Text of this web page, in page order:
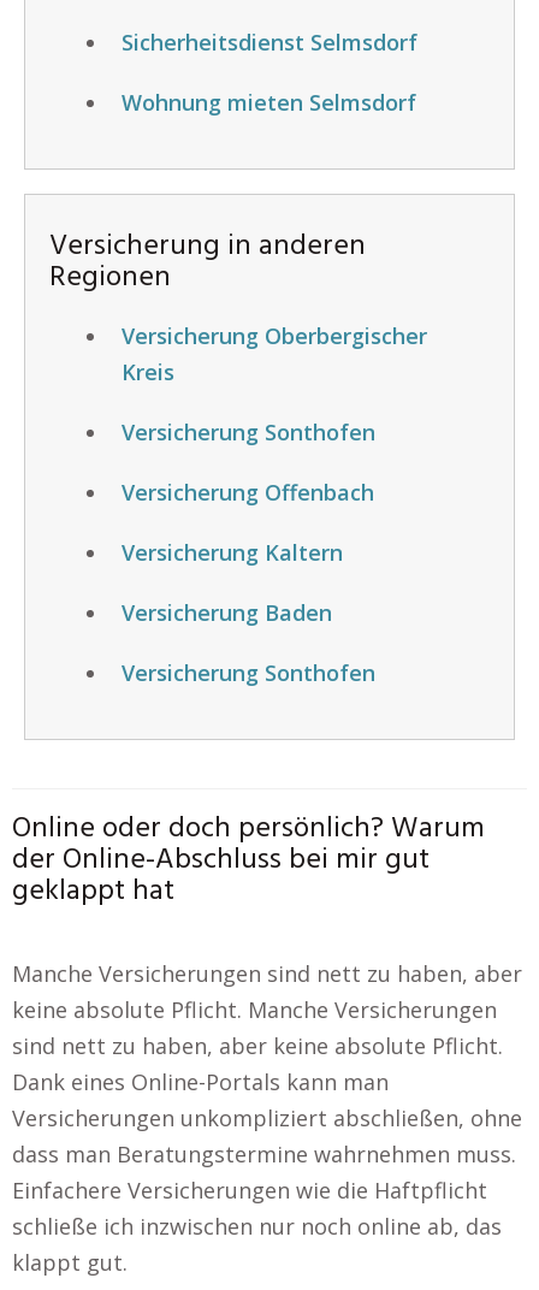
Sicherheitsdienst Selmsdorf
Wohnung mieten Selmsdorf
Versicherung in anderen
Regionen
Versicherung Oberbergischer
Kreis
Versicherung Sonthofen
Versicherung Offenbach
Versicherung Kaltern
Versicherung Baden
Versicherung Sonthofen
Online oder doch persönlich? Warum
der Online-Abschluss bei mir gut
geklappt hat
Manche Versicherungen sind nett zu haben, aber
keine absolute Pflicht. Manche Versicherungen
sind nett zu haben, aber keine absolute Pflicht.
Dank eines Online-Portals kann man
Versicherungen unkompliziert abschließen, ohne
dass man Beratungstermine wahrnehmen muss.
Einfachere Versicherungen wie die Haftpflicht
schließe ich inzwischen nur noch online ab, das
klappt gut.